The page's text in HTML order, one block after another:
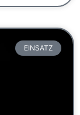
EINSATZ